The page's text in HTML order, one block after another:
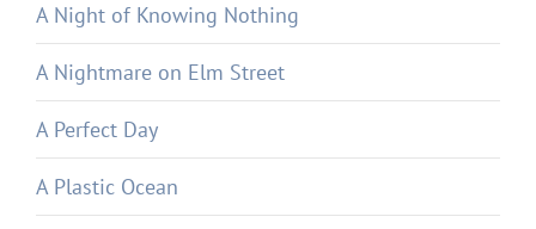
A Night of Knowing Nothing
A Nightmare on Elm Street
A Perfect Day
A Plastic Ocean